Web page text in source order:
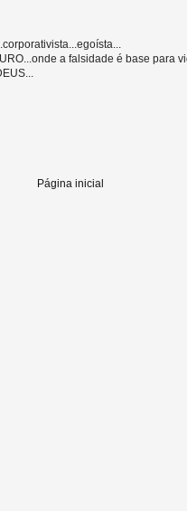
a falsidade é base para
Página inicial